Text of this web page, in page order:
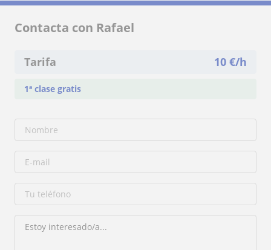
Contacta con Rafael
Tarifa 10 €/h
1ª clase gratis